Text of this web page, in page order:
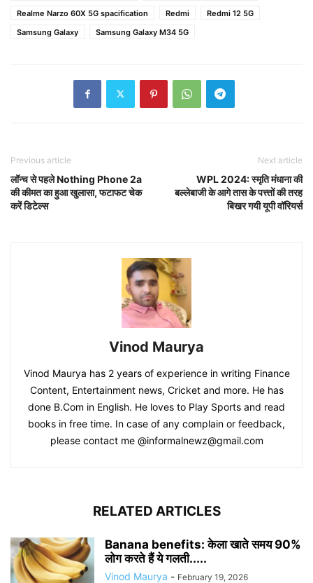
Realme Narzo 60X 5G spacification
Redmi
Redmi 12 5G
Samsung Galaxy
Samsung Galaxy M34 5G
Previous article
लॉन्च से पहले Nothing Phone 2a
की कीमत का हुआ खुलासा, फटाफट चेक
करें डिटेल्स
Next article
WPL 2024: स्मृति मंधाना की
बल्लेबाजी के आगे तास के पत्त्तों की तरह
बिखर गयी यूपी वॉरियर्स
Vinod Maurya
Vinod Maurya has 2 years of experience in writing Finance
Content, Entertainment news, Cricket and more. He has
done B.Com in English. He loves to Play Sports and read
books in free time. In case of any complain or feedback,
please contact me @informalnewz@gmail.com
RELATED ARTICLES
Banana benefits: केला खाते समय 90%
लोग करते हैं ये गलती.....
Vinod Maurya - February 19, 2026